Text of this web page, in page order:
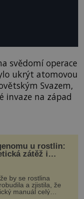
svědomí operace
ukrýt atomovou
Svazem,
invaze na západ
u rostlin:
zátěž i
by se rostlina
a zjistila, že
manuál celý